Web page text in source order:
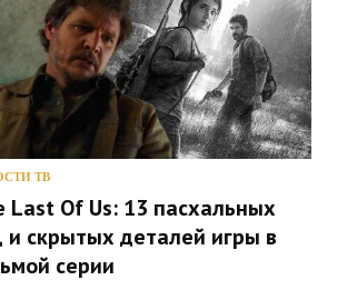
ТВ
Last Of Us: 13 пасхальных
и скрытых деталей игры в
серии